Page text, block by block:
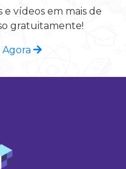
e vídeos em mais de
gratuitamente!